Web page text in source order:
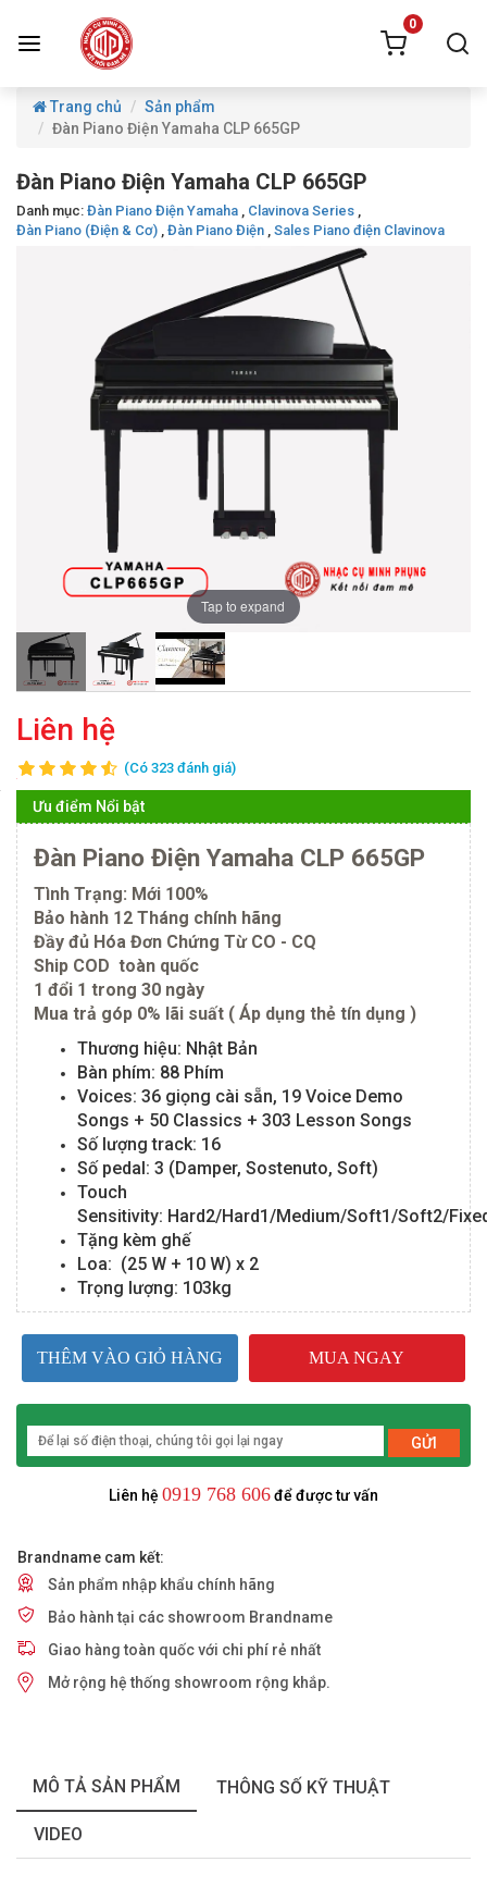
0
Trang chủ
Sản phẩm
Đàn Piano Điện Yamaha CLP 665GP
Đàn Piano Điện Yamaha CLP 665GP
Danh mục: Đàn Piano Điện Yamaha , Clavinova Series ,
Đàn Piano (Điện & Cơ) , Đàn Piano Điện , Sales Piano điện Clavinova
Tap to expand
Liên hệ
(Có 323 đánh giá)
Ưu điểm Nổi bật
Đàn Piano Điện Yamaha CLP 665GP
Tình Trạng: Mới 100%
Bảo hành 12 Tháng chính hãng
Đầy đủ Hóa Đơn Chứng Từ CO - CQ
Ship COD toàn quốc
1 đổi 1 trong 30 ngày
Mua trả góp 0% lãi suất ( Áp dụng thẻ tín dụng )
Thương hiệu: Nhật Bản
Bàn phím: 88 Phím
Voices: 36 giọng cài sẵn, 19 Voice Demo
Songs + 50 Classics + 303 Lesson Songs
Số lượng track: 16
Số pedal: 3 (Damper, Sostenuto, Soft)
Touch
Sensitivity: Hard2/Hard1/Medium/Soft1/Soft2/
Tặng kèm ghế
Loa: (25 W + 10 W) x 2
Trọng lượng: 103kg
THÊM VÀO GIỎ HÀNG MUA NGAY
GỬI
Liên hệ 0919 768 606để được tư vấn
Brandname cam kết:
Sản phẩm nhập khẩu chính hãng
Bảo hành tại các showroom Brandname
Giao hàng toàn quốc với chi phí rẻ nhất
Mở rộng hệ thống showroom rộng khắp.
MÔ TẢ SẢN PHẨM THÔNG SỐ KỸ THUẬT
VIDEO